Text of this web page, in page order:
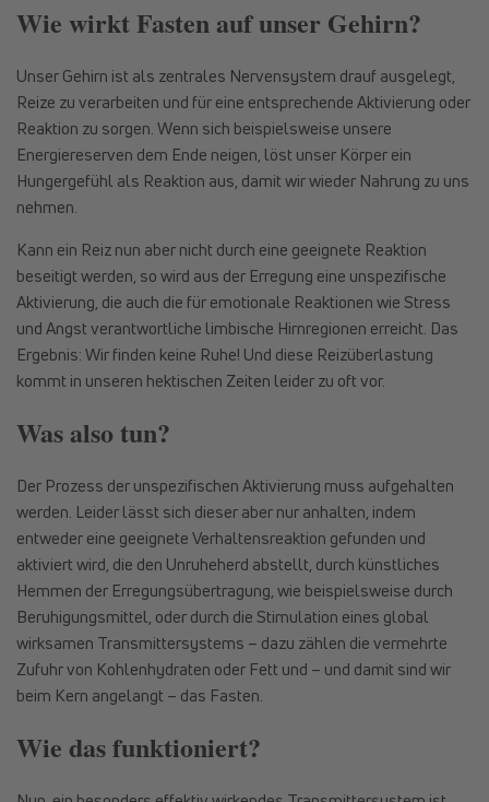
Wie wirkt Fasten auf unser Gehirn?
Unser Gehirn ist als zentrales Nervensystem drauf ausgelegt,
Reize zu verarbeiten und für eine entsprechende Aktivierung oder
Reaktion zu sorgen. Wenn sich beispielsweise unsere
Energiereserven dem Ende neigen, löst unser Körper ein
Hungergefühl als Reaktion aus, damit wir wieder Nahrung zu uns
nehmen.
Kann ein Reiz nun aber nicht durch eine geeignete Reaktion
beseitigt werden, so wird aus der Erregung eine unspezifische
Aktivierung, die auch die für emotionale Reaktionen wie Stress
und Angst verantwortliche limbische Hirnregionen erreicht. Das
Ergebnis: Wir finden keine Ruhe! Und diese Reizüberlastung
kommt in unseren hektischen Zeiten leider zu oft vor.
Was also tun?
Der Prozess der unspezifischen Aktivierung muss aufgehalten
werden. Leider lässt sich dieser aber nur anhalten, indem
entweder eine geeignete Verhaltensreaktion gefunden und
aktiviert wird, die den Unruheherd abstellt, durch künstliches
Hemmen der Erregungsübertragung, wie beispielsweise durch
Beruhigungsmittel, oder durch die Stimulation eines global
wirksamen Transmittersystems – dazu zählen die vermehrte
Zufuhr von Kohlenhydraten oder Fett und – und damit sind wir
beim Kern angelangt – das Fasten.
Wie das funktioniert?